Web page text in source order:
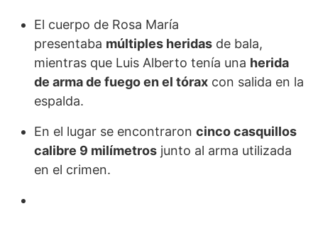
El cuerpo de Rosa María
presentaba múltiples heridas de bala,
mientras que Luis Alberto tenía una herida
de arma de fuego en el tórax con salida en la
espalda.
En el lugar se encontraron cinco casquillos
calibre 9 milímetros junto al arma utilizada
en el crimen.